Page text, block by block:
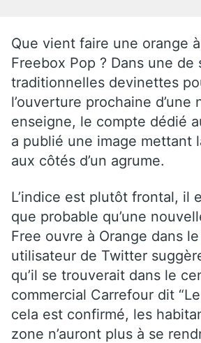
Que vient faire une orange
Freebox Pop ? Dans une de
traditionnelles devinettes
l’ouverture prochaine d’une
enseigne, le compte dédié
a publié une image mettant
aux côtés d’un agrume.
L’indice est plutôt frontal, il
que probable qu’une
Free ouvre à Orange dans
utilisateur de Twitter
qu’il se trouverait dans le
commercial Carrefour dit
cela est confirmé, les
zone n’auront plus à se